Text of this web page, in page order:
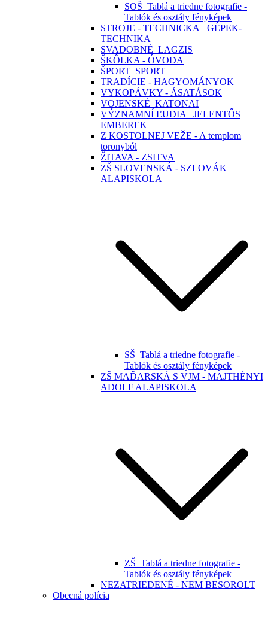
SOŠ_Tablá a triedne fotografie -
Tablók és osztály fényképek
STROJE - TECHNICKA_ GÉPEK-
TECHNIKA
SVADOBNÉ_LAGZIS
ŠKÔLKA - ÓVODA
ŠPORT_SPORT
TRADÍCIE - HAGYOMÁNYOK
VYKOPÁVKY - ÁSATÁSOK
VOJENSKÉ_KATONAI
VÝZNAMNÍ ĽUDIA _JELENTŐS
EMBEREK
Z KOSTOLNEJ VEŽE - A templom
toronyból
ŽITAVA - ZSITVA
ZŠ SLOVENSKÁ - SZLOVÁK
ALAPISKOLA
SŠ_Tablá a triedne fotografie -
Tablók és osztály fényképek
ZŠ MAĎARSKÁ S VJM - MAJTHÉNYI
ADOLF ALAPISKOLA
ZŠ_Tablá a triedne fotografie -
Tablók és osztály fényképek
NEZATRIEDENÉ - NEM BESOROLT
Obecná polícia